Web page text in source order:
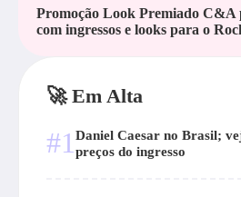
Promoção Look Premiado C&A
com ingressos e looks para o
🚀 Em Alta
#1 Daniel Caesar no Brasil;
preços do ingresso